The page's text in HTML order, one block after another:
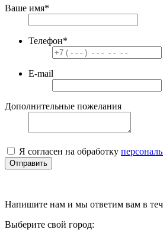
Ваше имя*
Телефон*
E-mail
Дополнительные пожелания
Я согласен на обработку
Отправить
Напишите нам и мы ответим вам в
Выберите свой город: